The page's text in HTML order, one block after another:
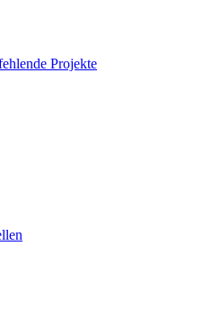
Projekte